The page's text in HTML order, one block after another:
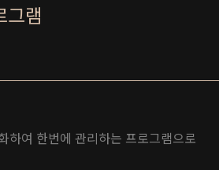
그램
하여 한번에 관리하는 프로그램으로